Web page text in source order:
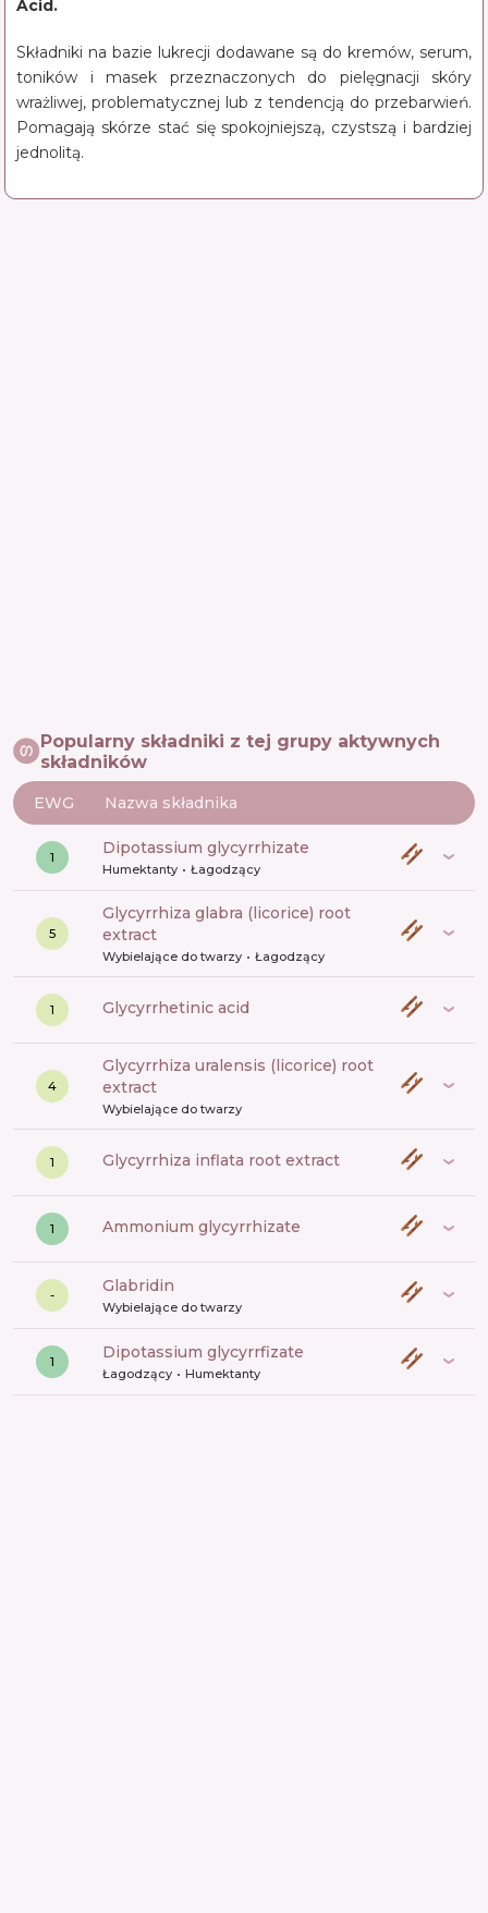
Acid.
Składniki na bazie lukrecji dodawane są do kremów, serum,
toników i masek przeznaczonych do pielęgnacji skóry
wrażliwej, problematycznej lub z tendencją do przebarwień.
Pomagają skórze stać się spokojniejszą, czystszą i bardziej
jednolitą.
Popularny składniki z tej grupy aktywnych
składników
EWG Nazwa składnika
1 dipotassium glycyrrhizate
Humektanty Łagodzący
5
glycyrrhiza glabra (licorice) root
extract
Wybielające do twarzy Łagodzący
1 glycyrrhetinic acid
4
glycyrrhiza uralensis (licorice) root
extract
Wybielające do twarzy
1 glycyrrhiza inflata root extract
1 ammonium glycyrrhizate
- Glabridin
Wybielające do twarzy
1 dipotassium glycyrrfizate
Łagodzący Humektanty